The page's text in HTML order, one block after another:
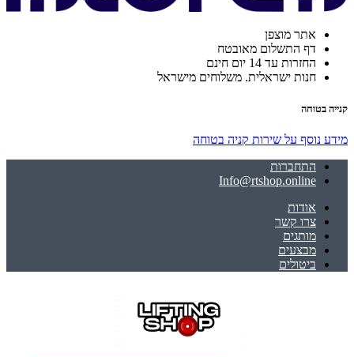
אתר מוצפן
דף התשלום מאובטח
החזרות עד 14 יום חינם
חנות ישראלית. משלוחים מישראל
קנייה בטוחה
מידע נוסף על שירות קניה בטוחה
התחברות
Info@rtshop.online
אודות
צרו קשר
מותגים
מבצעים
ביטולים